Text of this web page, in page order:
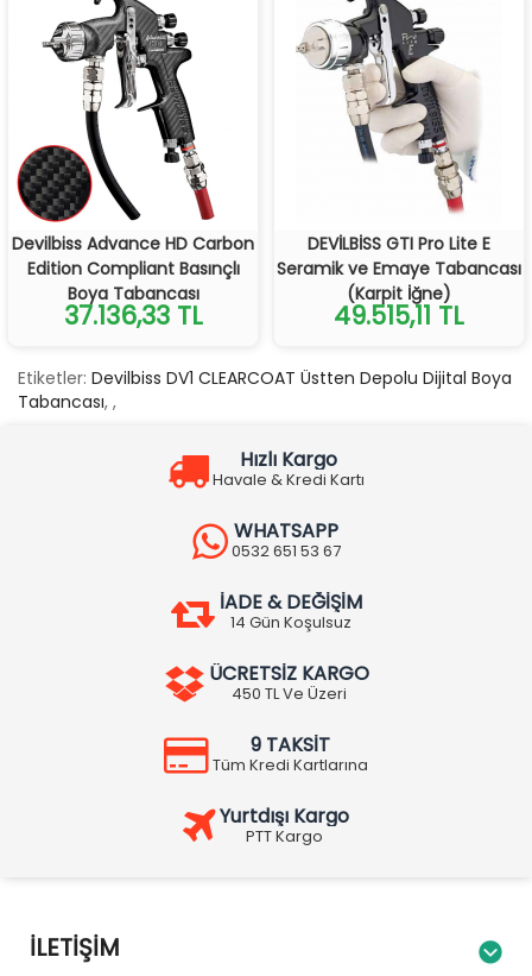
Devilbiss Advance HD Carbon
Edition Compliant Basınçlı
Boya Tabancası
37.136,33 TL
DEVİLBİSS GTI Pro Lite E
Seramik ve Emaye Tabancası
(Karpit İğne)
49.515,11 TL
Etiketler: Devilbiss DV1 CLEARCOAT Üstten Depolu Dijital Boya
Tabancası, ,
Hızlı Kargo
Havale & Kredi Kartı
WHATSAPP
0532 651 53 67
İADE & DEĞİŞİM
14 Gün Koşulsuz
ÜCRETSİZ KARGO
450 TL Ve Üzeri
9 TAKSİT
Tüm Kredi Kartlarına
Yurtdışı Kargo
PTT Kargo
İLETIŞIM